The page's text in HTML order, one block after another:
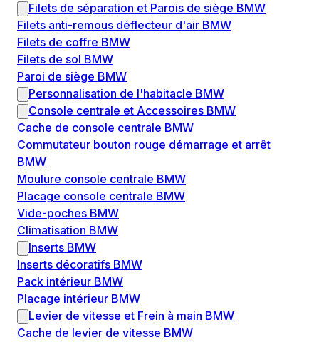
Filets de séparation et Parois de siège BMW
Filets anti-remous déflecteur d'air BMW
Filets de coffre BMW
Filets de sol BMW
Paroi de siège BMW
Personnalisation de l'habitacle BMW
Console centrale et Accessoires BMW
Cache de console centrale BMW
Commutateur bouton rouge démarrage et arrêt
BMW
Moulure console centrale BMW
Placage console centrale BMW
Vide-poches BMW
Climatisation BMW
Inserts BMW
Inserts décoratifs BMW
Pack intérieur BMW
Placage intérieur BMW
Levier de vitesse et Frein à main BMW
Cache de levier de vitesse BMW